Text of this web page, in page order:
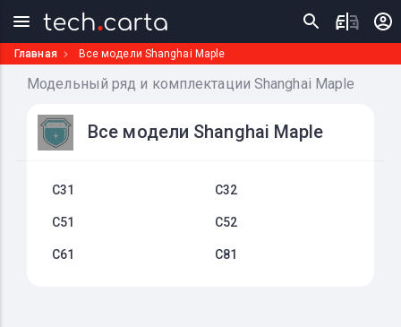
Главная Все модели Shanghai Maple
Модельный ряд и комплектации Shanghai Maple
Все модели Shanghai Maple
C31 C32
C51 C52
C61 C81